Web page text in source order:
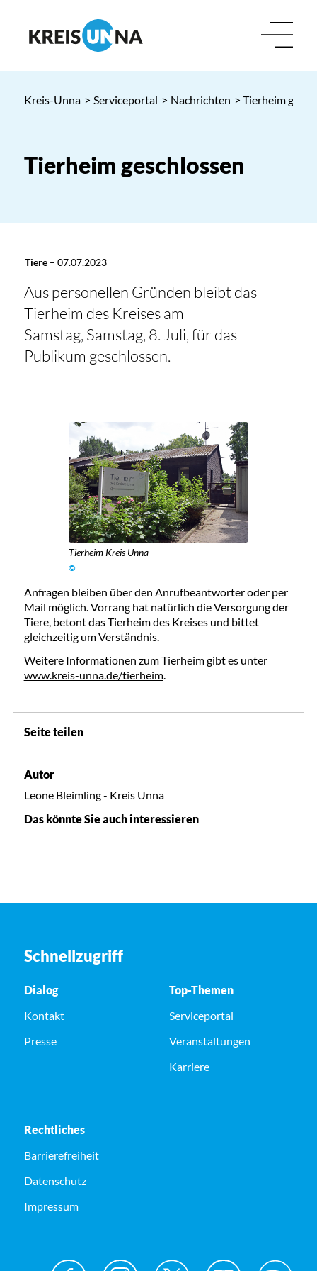
Kreis-Unna > Serviceportal > Nachrichten > Tierheim
Tierheim geschlossen
Tiere– 07.07.2023
Aus personellen Gründen bleibt das
Tierheim des Kreises am
Samstag, Samstag, 8. Juli, für das
Publikum geschlossen.
Tierheim Kreis Unna
©
Anfragen bleiben über den Anrufbeantworter oder per
Mail möglich. Vorrang hat natürlich die Versorgung der
Tiere, betont das Tierheim des Kreises und bittet
gleichzeitig um Verständnis.
Weitere Informationen zum Tierheim gibt es unter
www.kreis-unna.de/tierheim.
Seite teilen
Autor
Leone Bleimling - Kreis Unna
Das könnte Sie auch interessieren
Schnellzugriff
Dialog
Kontakt
Presse
Top-Themen
Serviceportal
Veranstaltungen
Karriere
Rechtliches
Barrierefreiheit
Datenschutz
Impressum